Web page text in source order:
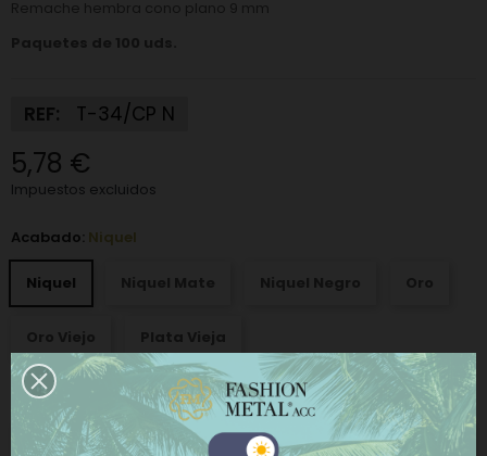
REF: T-34/CP N
5,78 €
Impuestos excluidos
Acabado: Niquel
Niquel
Paquetes: 100 Uds
Este sitio web utiliza cookies propias y de terceros